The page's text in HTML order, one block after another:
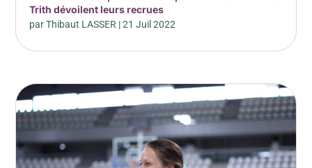
Trith dévoilent leurs recrues
parThibaut LASSER |21 Juil 2022